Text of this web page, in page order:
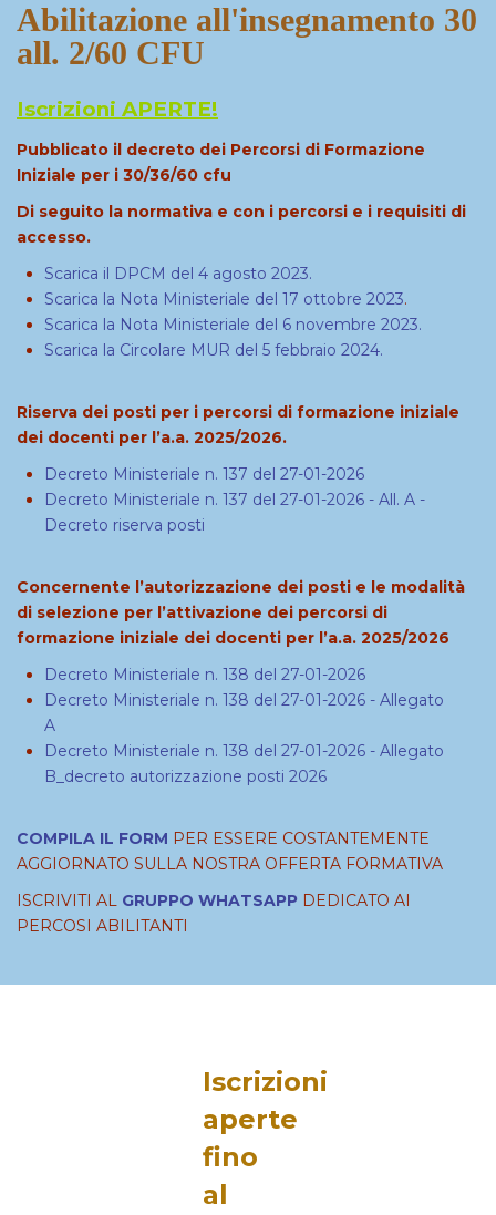
Abilitazione all'insegnamento 30
all. 2/60 CFU
Iscrizioni APERTE!
Pubblicato il decreto dei Percorsi di Formazione
Iniziale per i 30/36/60 cfu
Di seguito la normativa e con i percorsi e i requisiti di
accesso.
Scarica il DPCM del 4 agosto 2023.
Scarica la Nota Ministeriale del 17 ottobre 2023.
Scarica la Nota Ministeriale del 6 novembre 2023.
Scarica la Circolare MUR del 5 febbraio 2024.
Riserva dei posti per i percorsi di formazione iniziale
dei docenti per l’a.a. 2025/2026.
Decreto Ministeriale n. 137 del 27-01-2026
Decreto Ministeriale n. 137 del 27-01-2026 - All. A -
Decreto riserva posti
Concernente l’autorizzazione dei posti e le modalità
di selezione per l’attivazione dei percorsi di
formazione iniziale dei docenti per l’a.a. 2025/2026
Decreto Ministeriale n. 138 del 27-01-2026
Decreto Ministeriale n. 138 del 27-01-2026 - Allegato
A
Decreto Ministeriale n. 138 del 27-01-2026 - Allegato
B_decreto autorizzazione posti 2026
COMPILA IL FORM PER ESSERE COSTANTEMENTE
AGGIORNATO SULLA NOSTRA OFFERTA FORMATIVA
ISCRIVITI AL GRUPPO WHATSAPP DEDICATO AI
PERCOSI ABILITANTI
Iscrizioni
aperte
fino
al